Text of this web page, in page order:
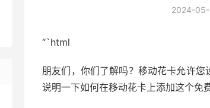
2024-05-
“`html
朋友们，你们了解吗？移动花卡允许
说明一下如何在移动花卡上添加这个免